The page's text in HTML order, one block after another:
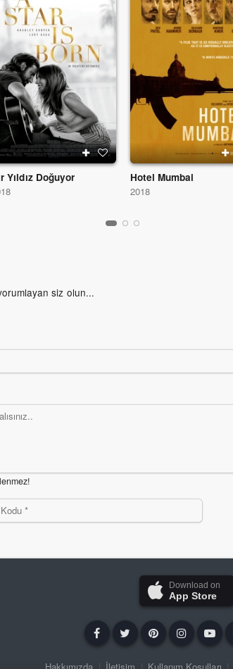
Yıldız Doğuyor
Hotel Mumbai
2018
siz olun...
Download on
App Store